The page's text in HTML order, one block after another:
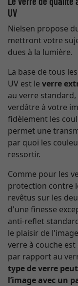
UV
Nielsen propose
mettront votre
dues à la lumière.
La base de tous
UV est le verre
au verre
verdâtre à votre
fidèlement les
permet une
par quoi les
ressortir.
Comme pour les
protection contre
revêtus sur les
d'une finesse
anti-reflet
le plaisir de
verre à couche
par rapport au
type de verre
l’image avec un